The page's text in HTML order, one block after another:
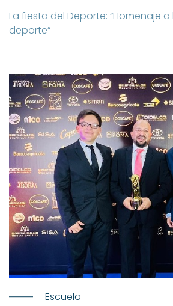
La fiesta del Deporte: “Homenaje
deporte”
Escuela